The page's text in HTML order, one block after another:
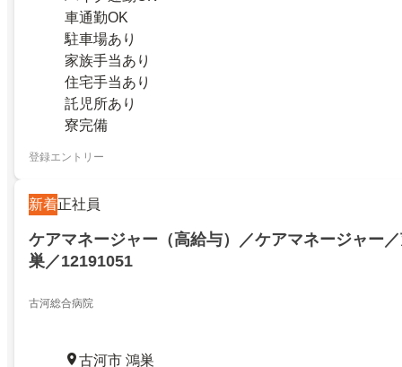
車通勤OK
駐車場あり
家族手当あり
住宅手当あり
託児所あり
寮完備
登録エントリー
新着正社員
ケアマネージャー（高給与）／ケアマネージャー
巣／12191051
古河総合病院
古河市 鴻巣